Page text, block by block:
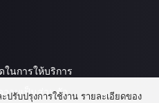
นการให้บริการ
วามเป็นส่วนตัว
ปรับปรุงการใช้งาน รายละเอียดของ